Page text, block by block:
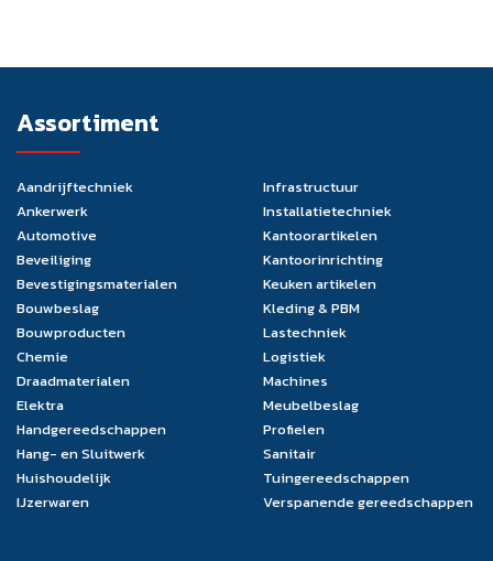
Assortiment
Aandrijftechniek
Ankerwerk
Automotive
Beveiliging
Bevestigingsmaterialen
Bouwbeslag
Bouwproducten
Chemie
Draadmaterialen
Elektra
Handgereedschappen
Hang- en Sluitwerk
Huishoudelijk
IJzerwaren
Infrastructuur
Installatietechniek
Kantoorartikelen
Kantoorinrichting
Keuken artikelen
Kleding & PBM
Lastechniek
Logistiek
Machines
Meubelbeslag
Profielen
Sanitair
Tuingereedschappen
Verspanende gereedschappen